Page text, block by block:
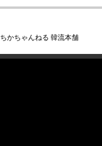
ちかちゃんねる 韓流本舗